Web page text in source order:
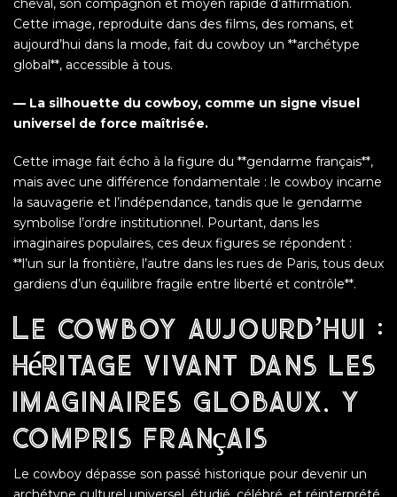
cheval, son compagnon et moyen rapide d’affirmation.
Cette image, reproduite dans des films, des romans, et
aujourd’hui dans la mode, fait du cowboy un **archétype
global**, accessible à tous.
— La silhouette du cowboy, comme un signe visuel
universel de force maîtrisée.
Cette image fait écho à la figure du **gendarme français**,
mais avec une différence fondamentale : le cowboy incarne
la sauvagerie et l’indépendance, tandis que le gendarme
symbolise l’ordre institutionnel. Pourtant, dans les
imaginaires populaires, ces deux figures se répondent :
**l’un sur la frontière, l’autre dans les rues de Paris, tous deux
gardiens d’un équilibre fragile entre liberté et contrôle**.
Le cowboy aujourd’hui :
héritage vivant dans les
imaginaires globaux, y
compris français
Le cowboy dépasse son passé historique pour devenir un